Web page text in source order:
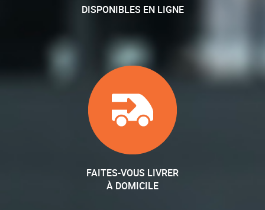
DISPONIBLES EN LIGNE
FAITES-VOUS LIVRER
À DOMICILE